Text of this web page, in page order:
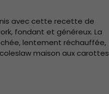
avec cette recette de
fondant et généreux. La
lentement réchauffée,
maison aux carottes